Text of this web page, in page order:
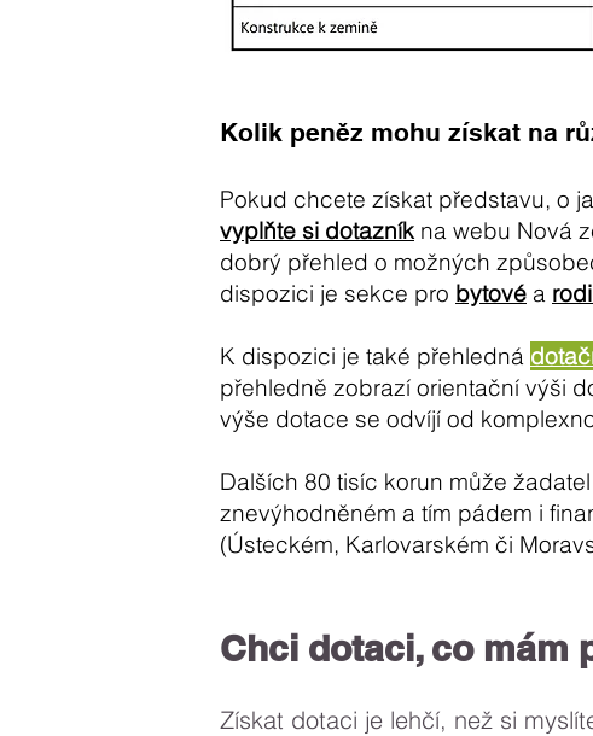
Kolik peněz mohu získat na
Pokud chcete získat představu, o
vyplňte si dotazníkna webu Nová
dobrý přehled o možných
dispozici je sekce pro bytové a
K dispozici je také přehledná
přehledně zobrazí orientační výši
výše dotace se odvíjí od
Dalších 80 tisíc korun může
znevýhodněném a tím pádem i
(Ústeckém, Karlovarském či
Chci dotaci, co mám
Získat dotaci je lehčí, než si